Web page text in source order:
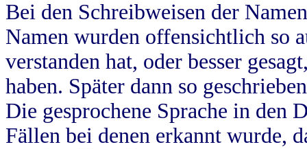
Bei den Schreibweisen der
Namen wurden offensichtlich so
verstanden hat, oder besser
haben. Später dann so
Die gesprochene Sprache in
Fällen bei denen erkannt wurde,